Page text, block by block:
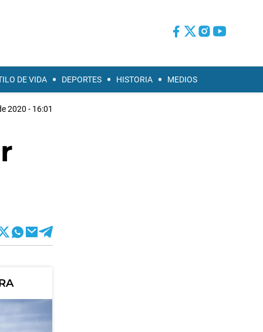
DE VIDA DEPORTES HISTORIA MEDIOS
2020 - 16:01